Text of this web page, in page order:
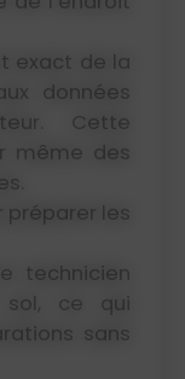
exact de la
données
Cette
même des
préparer les
technicien
sol, ce qui
sans